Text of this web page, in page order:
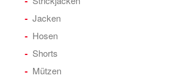
Jacken
Hosen
Shorts
Mützen